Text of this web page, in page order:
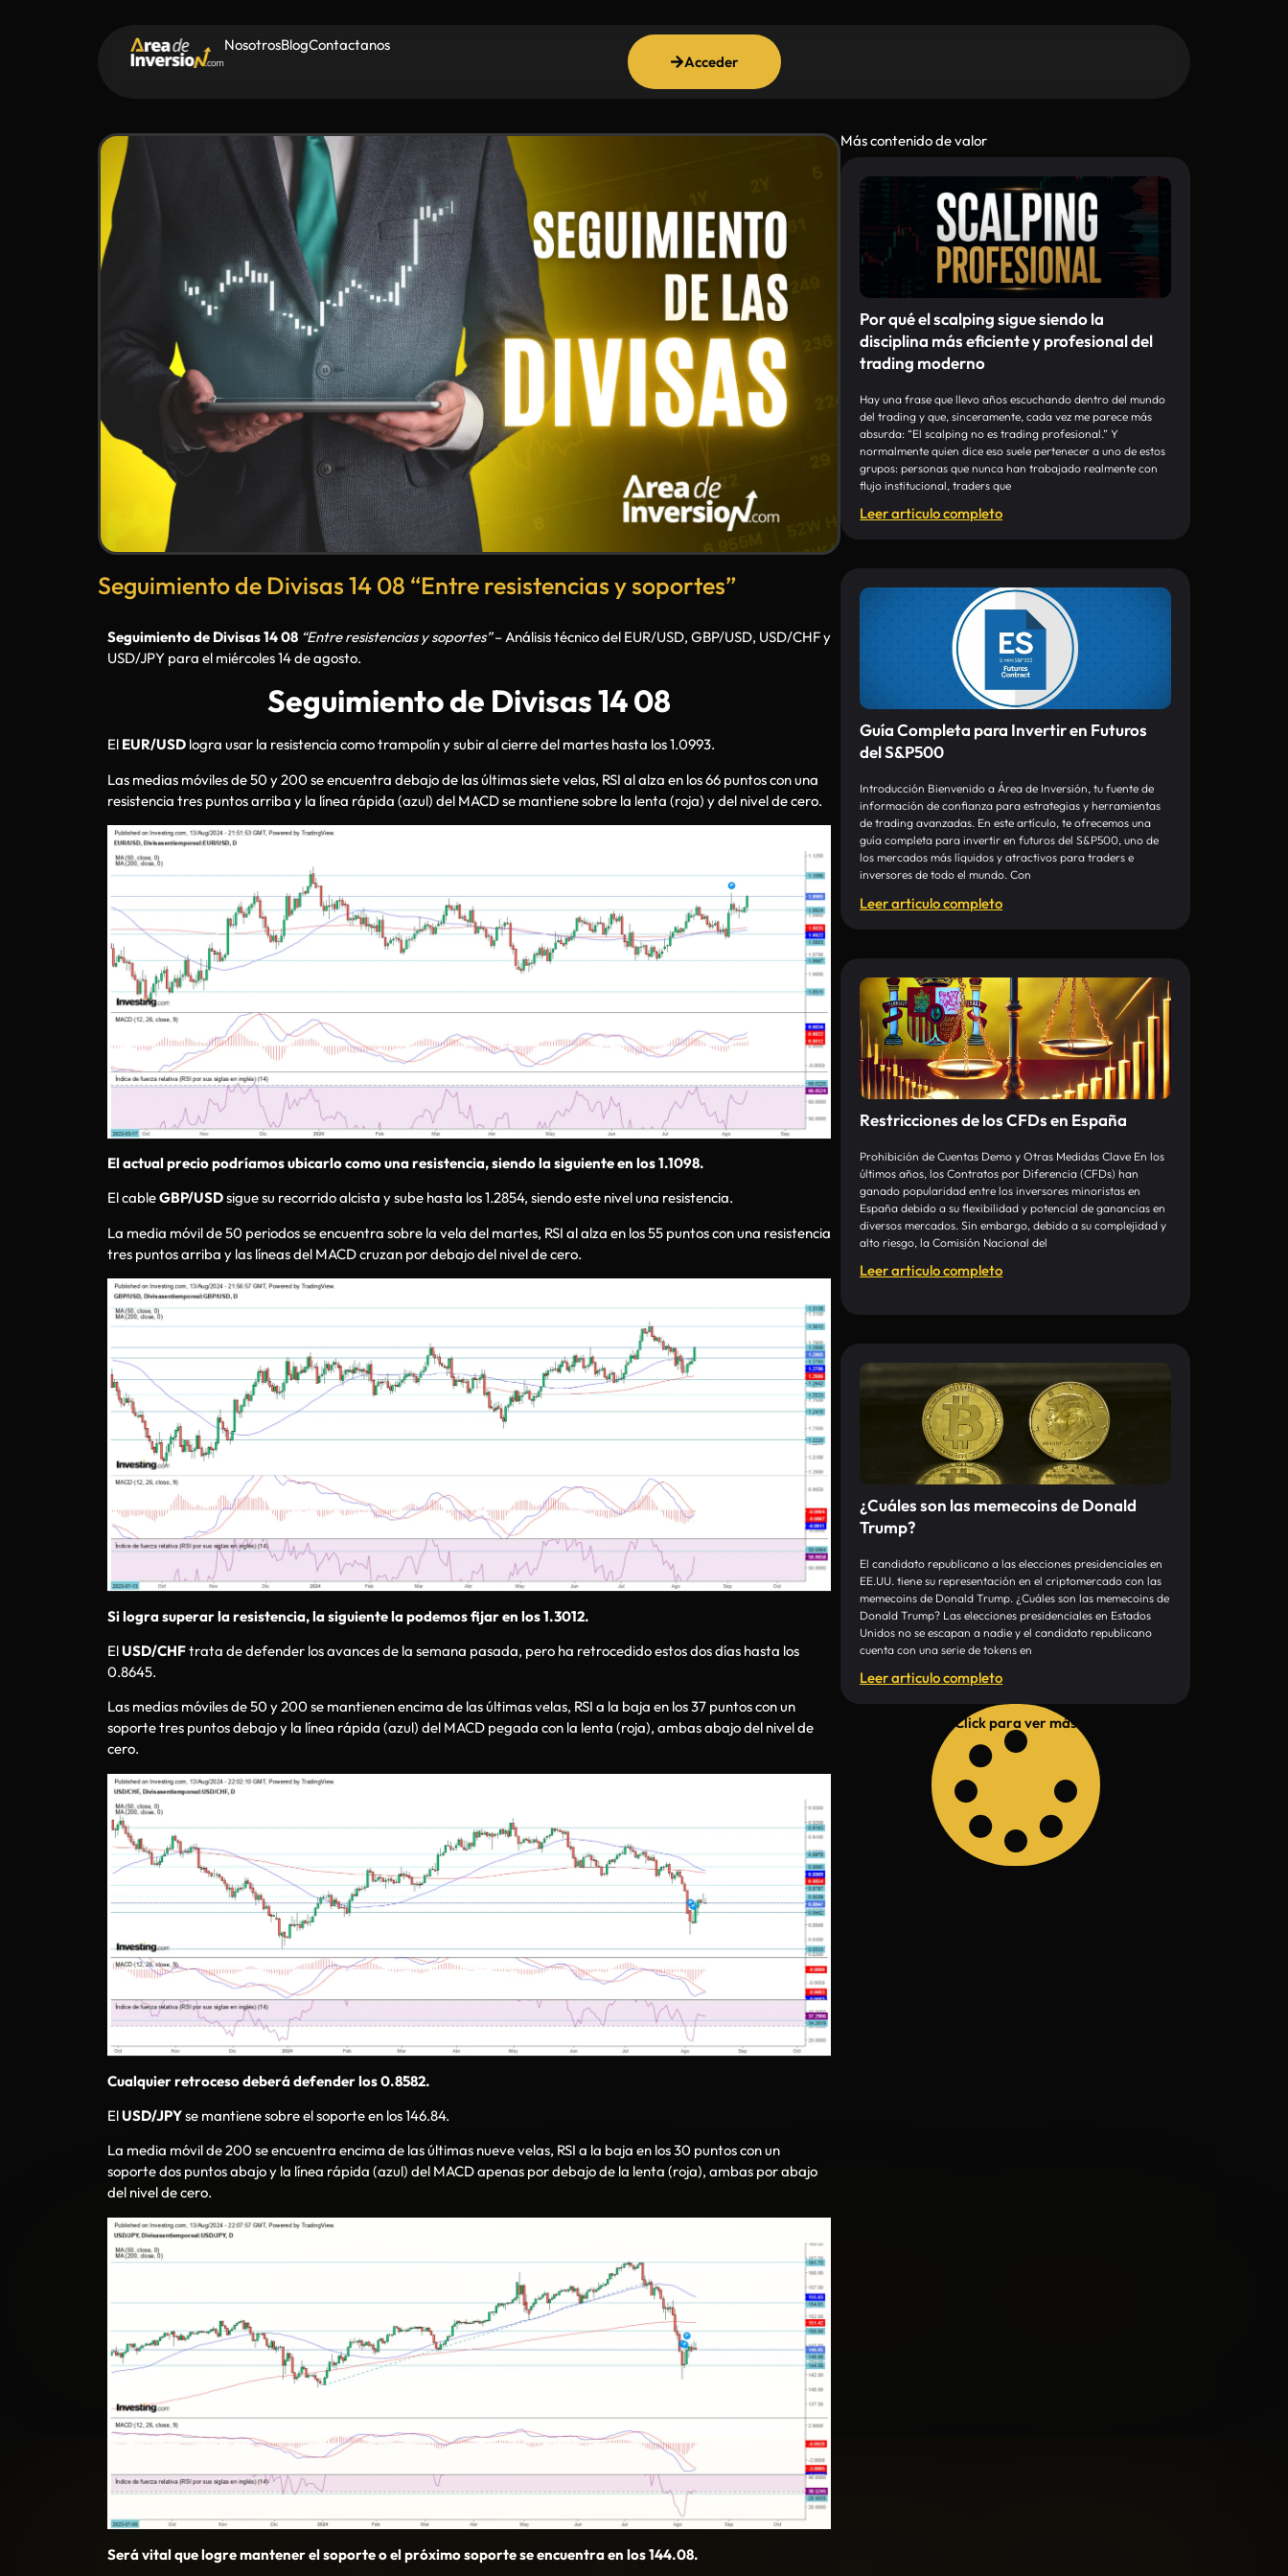
NosotrosBlogContactanos
Acceder
Seguimiento de Divisas 14 08 “Entre resistencias y soportes”
Seguimiento de Divisas 14 08 “Entre resistencias y soportes”– Análisis técnico del EUR/USD, GBP/USD, USD/CHF y
USD/JPY para el miércoles 14 de agosto.
Seguimiento de Divisas 14 08
El EUR/USD logra usar la resistencia como trampolín y subir al cierre del martes hasta los 1.0993.
Las medias móviles de 50 y 200 se encuentra debajo de las últimas siete velas, RSI al alza en los 66 puntos con una
resistencia tres puntos arriba y la línea rápida (azul) del MACD se mantiene sobre la lenta (roja) y del nivel de cero.
El actual precio podríamos ubicarlo como una resistencia, siendo la siguiente en los 1.1098.
El cableGBP/USDsigue su recorrido alcista y sube hasta los 1.2854, siendo este nivel una resistencia.
La media móvil de 50 periodos se encuentra sobre la vela del martes, RSI al alza en los 55 puntos con una resistencia
tres puntos arriba y las líneas del MACD cruzan por debajo del nivel de cero.
Si logra superar la resistencia, la siguiente la podemos fijar en los 1.3012.
ElUSD/CHFtrata de defender los avances de la semana pasada, pero ha retrocedido estos dos días hasta los
0.8645.
Las medias móviles de 50 y 200 se mantienen encima de las últimas velas, RSI a la baja en los 37 puntos con un
soporte tres puntos debajo y la línea rápida (azul) del MACD pegada con la lenta (roja), ambas abajo del nivel de
cero.
Cualquier retroceso deberá defender los 0.8582.
ElUSD/JPYse mantiene sobre el soporte en los 146.84.
La media móvil de 200 se encuentra encima de las últimas nueve velas, RSI a la baja en los 30 puntos con un
soporte dos puntos abajo y la línea rápida (azul) del MACD apenas por debajo de la lenta (roja), ambas por abajo
del nivel de cero.
Será vital que logre mantener el soporte o el próximo soporte se encuentra en los 144.08.
Más contenido de valor
Por qué el scalping sigue siendo la
disciplina más eficiente y profesional del
trading moderno
Hay una frase que llevo años escuchando dentro del mundo
del trading y que, sinceramente, cada vez me parece más
absurda: “El scalping no es trading profesional.” Y
normalmente quien dice eso suele pertenecer a uno de estos
grupos: personas que nunca han trabajado realmente con
flujo institucional, traders que
Leer articulo completo
Guía Completa para Invertir en Futuros
del S&P500
Introducción Bienvenido a Área de Inversión, tu fuente de
información de confianza para estrategias y herramientas
de trading avanzadas. En este artículo, te ofrecemos una
guía completa para invertir en futuros del S&P500, uno de
los mercados más líquidos y atractivos para traders e
inversores de todo el mundo. Con
Leer articulo completo
Restricciones de los CFDs en España
Prohibición de Cuentas Demo y Otras Medidas Clave En los
últimos años, los Contratos por Diferencia (CFDs) han
ganado popularidad entre los inversores minoristas en
España debido a su flexibilidad y potencial de ganancias en
diversos mercados. Sin embargo, debido a su complejidad y
alto riesgo, la Comisión Nacional del
Leer articulo completo
¿Cuáles son las memecoins de Donald
Trump?
El candidato republicano a las elecciones presidenciales en
EE.UU. tiene su representación en el criptomercado con las
memecoins de Donald Trump. ¿Cuáles son las memecoins de
Donald Trump? Las elecciones presidenciales en Estados
Unidos no se escapan a nadie y el candidato republicano
cuenta con una serie de tokens en
Leer articulo completo
Click para ver más